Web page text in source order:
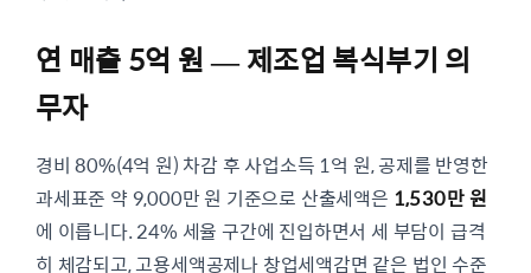
연 매출 5억 원 — 제조업 복식부기 의
무자
경비 80%(4억 원) 차감 후 사업소득 1억 원, 공제를 반영한
과세표준 약 9,000만 원 기준으로 산출세액은 1,530만 원
에 이릅니다. 24% 세율 구간에 진입하면서 세 부담이 급격
히 체감되고, 고용세액공제나 창업세액감면 같은 법인 수준